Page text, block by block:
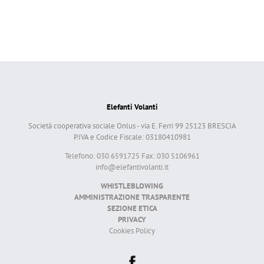
Elefanti Volanti
Società cooperativa sociale Onlus - via E. Ferri 99 25123 BRESCIA
P.IVA e Codice Fiscale: 03180410981
Telefono: 030 6591725 Fax: 030 5106961
info@elefantivolanti.it
WHISTLEBLOWING
AMMINISTRAZIONE TRASPARENTE
SEZIONE ETICA
PRIVACY
Cookies Policy